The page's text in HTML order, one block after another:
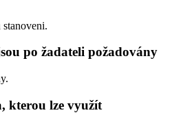
po žadateli požadovány
kterou lze využít